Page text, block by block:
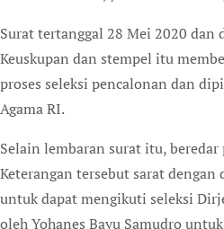
Surat tertanggal 28 Mei 2020 dan
Keuskupan dan stempel itu
proses seleksi pencalonan dan
Agama RI.
Selain lembaran surat itu,
Keterangan tersebut sarat
untuk dapat mengikuti seleksi
oleh Yohanes Bayu Samudro